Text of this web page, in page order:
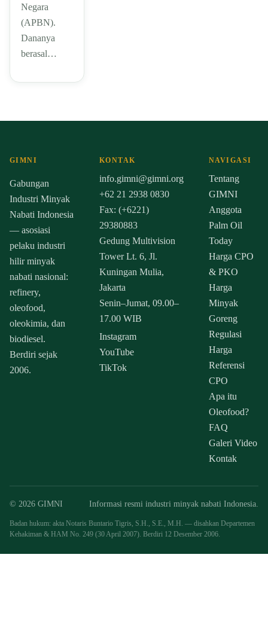
Negara
(APBN).
Dananya
berasal…
GIMNI
Gabungan
Industri Minyak
Nabati Indonesia
— asosiasi
pelaku industri
hilir minyak
nabati nasional:
refinery,
oleofood,
oleokimia, dan
biodiesel.
Berdiri sejak
2006.
KONTAK
info.gimni@gimni.org
+62 21 2938 0830
Fax: (+6221)
29380883
Gedung Multivision
Tower Lt. 6, Jl.
Kuningan Mulia,
Jakarta
Senin–Jumat, 09.00–
17.00 WIB
Instagram
YouTube
TikTok
NAVIGASI
Tentang
GIMNI
Anggota
Palm Oil
Today
Harga CPO
& PKO
Harga
Minyak
Goreng
Regulasi
Harga
Referensi
CPO
Apa itu
Oleofood?
FAQ
Galeri Video
Kontak
© 2026 GIMNI Informasi resmi industri minyak nabati Indonesia.
Badan hukum: akta Notaris Buntario Tigris, S.H., S.E., M.H. — disahkan Departemen
Kehakiman & HAM No. 249 (30 April 2007). Berdiri 12 Desember 2006.